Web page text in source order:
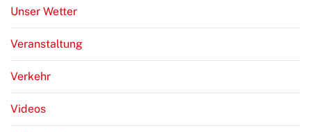
Unser Wetter
Veranstaltung
Verkehr
Videos